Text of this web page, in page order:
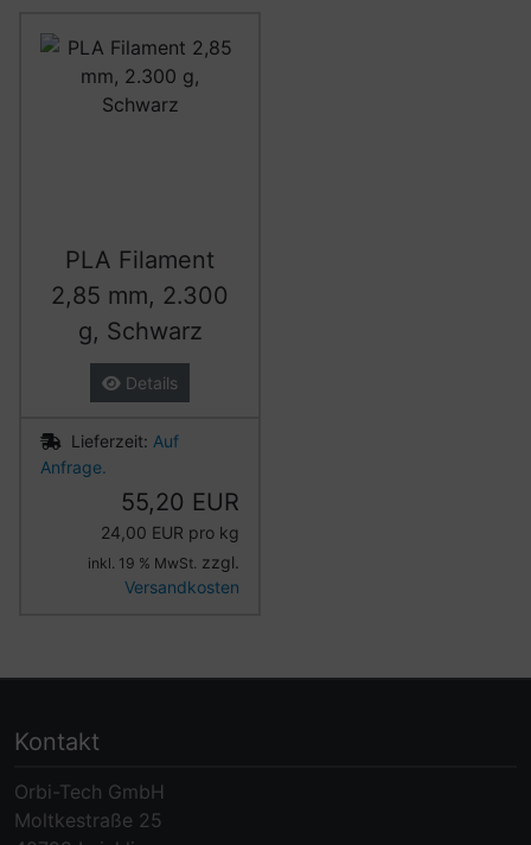
PLA Filament
2,85 mm, 2.300
g, Schwarz
Details
Lieferzeit: Auf
Anfrage.
55,20 EUR
24,00 EUR pro kg
inkl. 19 % MwSt. zzgl.
Versandkosten
Kontakt
Orbi-Tech GmbH
Moltkestraße 25